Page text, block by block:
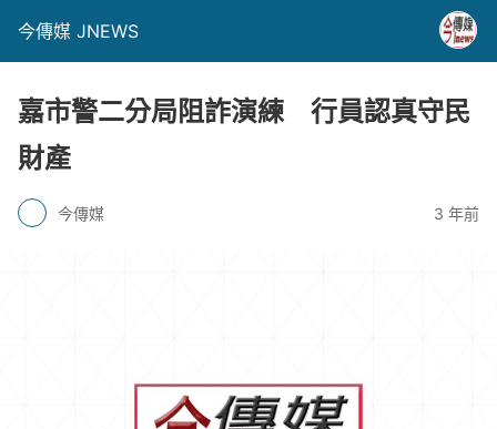
今傳媒 JNEWS
嘉市警二分局阻詐演練 行員認真守民
財產
今傳媒 3 年前